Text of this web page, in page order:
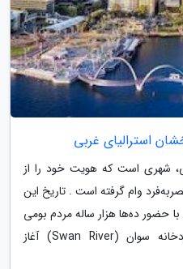
استرالیای غربی
شهری است که هویت خود را از
وام گرفته است . تاریخ این
با حضور ده‌ها هزار ساله مردم بومی
نونگار (Noongar) در اطراف رودخانه سوان (Swan River) آغاز